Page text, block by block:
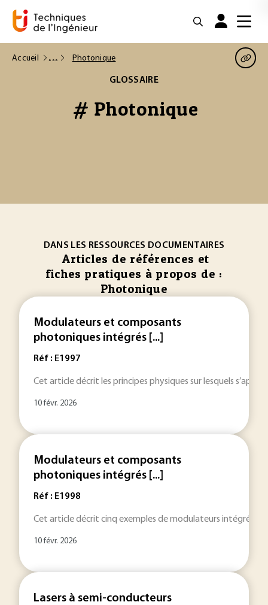
Accueil Photonique
GLOSSAIRE
# Photonique
DANS LES RESSOURCES DOCUMENTAIRES
Articles de références et
fiches pratiques à propos de :
Photonique
Modulateurs et composants
photoniques intégrés [...]
Réf : E1997
Cet article décrit les principes physiques sur lesquels
10 févr. 2026
Modulateurs et composants
photoniques intégrés [...]
Réf : E1998
Cet article décrit cinq exemples de modulateurs intégrés
10 févr. 2026
Lasers à semi-conducteurs